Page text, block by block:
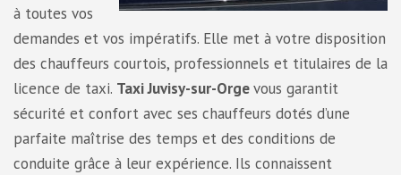
à toutes vos
demandes et vos impératifs. Elle met à votre disposition
des chauffeurs courtois, professionnels et titulaires de la
licence de taxi. Taxi Juvisy-sur-Orgevous garantit
sécurité et confort avec ses chauffeurs dotés d’une
parfaite maîtrise des temps et des conditions de
conduite grâce à leur expérience. Ils connaissent